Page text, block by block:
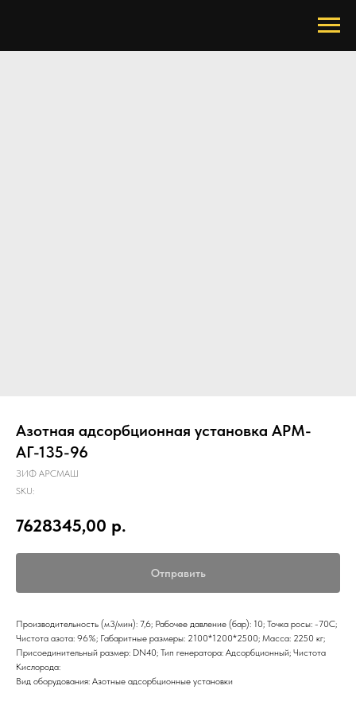
Азотная адсорбционная установка АРМ-
АГ-135-96
ЗИФ АРСМАШ
SKU:
7628345,00 р.
Отправить
Производительность (м3/мин): 7,6; Рабочее давление (бар): 10; Точка росы: -70С;
Чистота азота: 96%; Габаритные размеры: 2100*1200*2500; Масса: 2250 кг;
Присоединительный размер: DN40; Тип генератора: Адсорбционный; Чистота
Кислорода:
Вид оборудования: Азотные адсорбционные установки